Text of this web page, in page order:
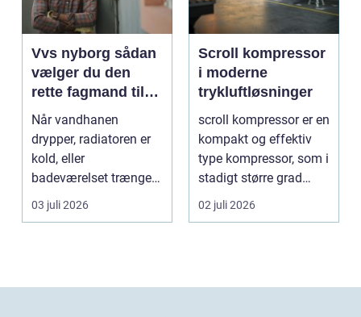
Vvs nyborg sådan
vælger du den
rette fagmand til
opgaven
Når vandhanen
drypper, radiatoren er
kold, eller
badeværelset trænger
til en gennemgribende
renoveri...
03 juli 2026
Scroll kompressor
i moderne
trykluftløsninger
scroll kompressor er en
kompakt og effektiv
type kompressor, som i
stadigt større grad
vælges til an...
02 juli 2026